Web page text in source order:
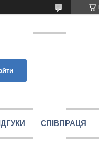
СПIВПРАЦЯ